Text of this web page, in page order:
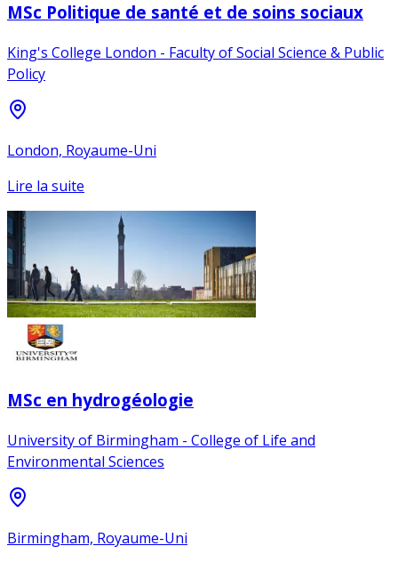
MSc Politique de santé et de soins sociaux
King's College London - Faculty of Social Science & Public
Policy
London, Royaume-Uni
Lire la suite
MSc en hydrogéologie
University of Birmingham - College of Life and
Environmental Sciences
Birmingham, Royaume-Uni